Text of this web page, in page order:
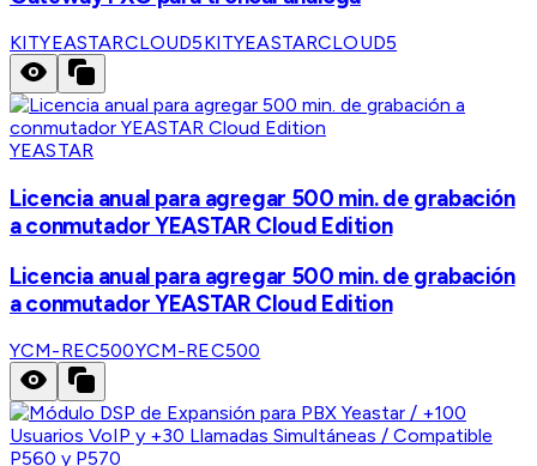
KITYEASTARCLOUD5KITYEASTARCLOUD5
YEASTAR
Licencia anual para agregar 500 min. de grabación
a conmutador YEASTAR Cloud Edition
Licencia anual para agregar 500 min. de grabación
a conmutador YEASTAR Cloud Edition
YCM-REC500YCM-REC500